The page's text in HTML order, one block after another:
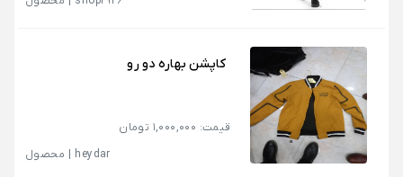
کاپشن بهاره دو رو
قیمت: 1,000,000 تومان
heydar
محصول